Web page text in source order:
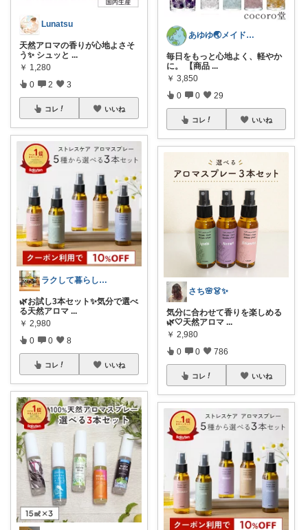
Lunatsu
天然アロマの香りが心地よさそ
う✨ シュッと ...
￥ 1,280
0 2 3
コレ いいね
ラクして暮らしたい部
🌿お試し3本セット✨気分で選べ
る天然アロマ ...
￥ 2,980
0 0 8
コレ いいね
あゆゆ🌏メイドインジャパン応援中
毎日をもっと心地よく、軽やか
に。 【商品 ...
￥ 3,850
0 0 29
コレ いいね
さち🌸👗✨
気分に合わせて香りを楽しめる
🌿🤍天然アロマ ...
￥ 2,980
0 0 786
コレ いいね